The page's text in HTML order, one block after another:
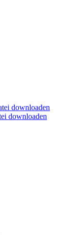
downloaden
downloaden